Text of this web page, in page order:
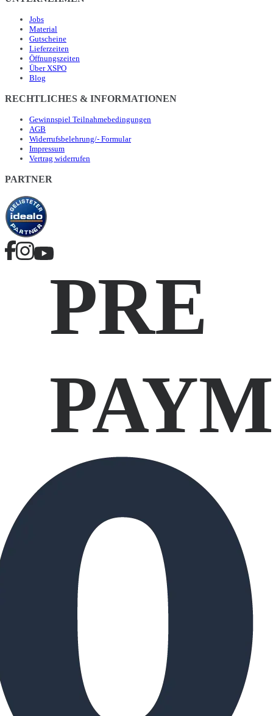
Jobs
Material
Gutscheine
Lieferzeiten
Öffnungszeiten
Über XSPO
Blog
RECHTLICHES & INFORMATIONEN
Gewinnspiel Teilnahmebedingungen
AGB
Widerrufsbelehrung/- Formular
Impressum
Vertrag widerrufen
PARTNER